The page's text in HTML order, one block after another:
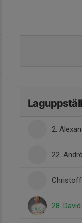
2.
22.
28.